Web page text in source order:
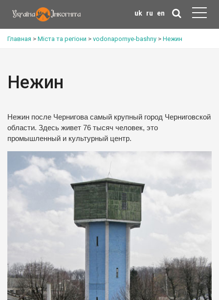
uk ru en
Главная > Міста та регіони > vodonapornye-bashny > Нежин
Нежин
Нежин после Чернигова самый крупный город Черниговской
области. Здесь живет 76 тысяч человек, это
промышленный и культурный центр.